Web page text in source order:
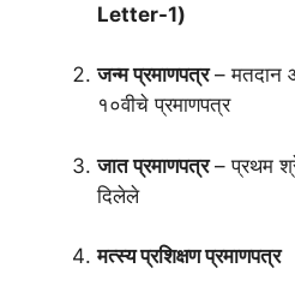
Letter-1)
जन्म प्रमाणपत्र– मतदान
१०वीचे प्रमाणपत्र
जात प्रमाणपत्र– प्रथम
दिलेले
मत्स्य प्रशिक्षण प्रमाणपत्र